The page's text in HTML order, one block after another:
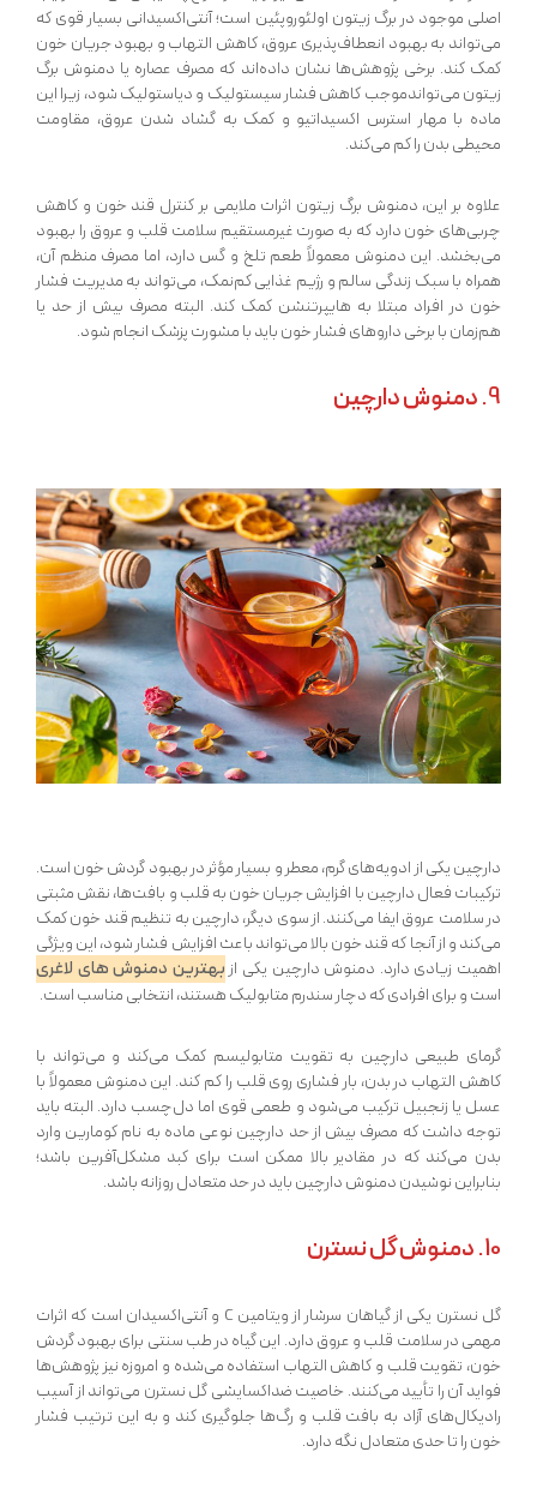
اصلی موجود در برگ زیتون اولئوروپئین است؛ آنتی‌اکسیدانی بسیار قوی که
می‌تواند به بهبود انعطاف‌پذیری عروق، کاهش التهاب و بهبود جریان خون
کمک کند. برخی پژوهش‌ها نشان داده‌اند که مصرف عصاره یا دمنوش برگ
زیتون می‌تواندموجب کاهش فشار سیستولیک و دیاستولیک شود، زیرا این
ماده با مهار استرس اکسیداتیو و کمک به گشاد شدن عروق، مقاومت
محیطی بدن را کم می‌کند.
علاوه بر این، دمنوش برگ زیتون اثرات ملایمی بر کنترل قند خون و کاهش
چربی‌های خون دارد که به صورت غیرمستقیم سلامت قلب و عروق را بهبود
می‌بخشد. این دمنوش معمولاً طعم تلخ و گس دارد، اما مصرف منظم آن،
همراه با سبک زندگی سالم و رژیم غذایی کم‌نمک، می‌تواند به مدیریت فشار
خون در افراد مبتلا به هایپرتنشن کمک کند. البته مصرف بیش از حد یا
هم‌زمان با برخی داروهای فشار خون باید با مشورت پزشک انجام شود.
9. دمنوش دارچین
دارچین یکی از ادویه‌های گرم، معطر و بسیار مؤثر در بهبود گردش خون است.
ترکیبات فعال دارچین با افزایش جریان خون به قلب و بافت‌ها، نقش مثبتی
در سلامت عروق ایفا می‌کنند. از سوی دیگر، دارچین به تنظیم قند خون کمک
می‌کند و از آنجا که قند خون بالا می‌تواند باعث افزایش فشار شود، این ویژگی
اهمیت زیادی دارد. دمنوش دارچین یکی ازبهترین دمنوش های لاغری
است و برای افرادی که دچار سندرم متابولیک هستند، انتخابی مناسب است.
گرمای طبیعی دارچین به تقویت متابولیسم کمک می‌کند و می‌تواند با
کاهش التهاب در بدن، بار فشاری روی قلب را کم کند. این دمنوش معمولاً با
عسل یا زنجبیل ترکیب می‌شود و طعمی قوی اما دل‌چسب دارد. البته باید
توجه داشت که مصرف بیش از حد دارچین نوعی ماده به نام کومارین وارد
بدن می‌کند که در مقادیر بالا ممکن است برای کبد مشکل‌آفرین باشد؛
بنابراین نوشیدن دمنوش دارچین باید در حد متعادل روزانه باشد.
10. دمنوش گل نسترن
گل نسترن یکی از گیاهان سرشار از ویتامین C و آنتی‌اکسیدان است که اثرات
مهمی در سلامت قلب و عروق دارد. این گیاه در طب سنتی برای بهبود گردش
خون، تقویت قلب و کاهش التهاب استفاده می‌شده و امروزه نیز پژوهش‌ها
فواید آن را تأیید می‌کنند. خاصیت ضداکسایشی گل نسترن می‌تواند از آسیب
رادیکال‌های آزاد به بافت قلب و رگ‌ها جلوگیری کند و به این ترتیب فشار
خون را تا حدی متعادل نگه دارد.